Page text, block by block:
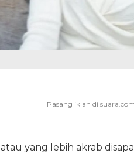
atau yang lebih akrab disapa